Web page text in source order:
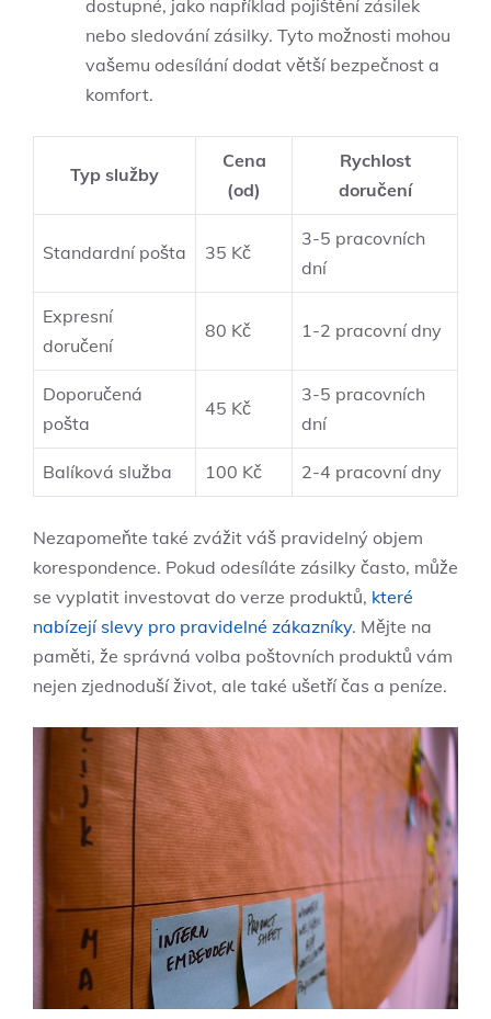
dostupné, jako například pojištění zásilek
nebo sledování zásilky. Tyto možnosti mohou
vašemu odesílání dodat větší bezpečnost a
komfort.
Typ služby
Cena
(od)
Rychlost
doručení
Standardní pošta 35 Kč
3-5 pracovních
dní
Expresní
doručení
80 Kč 1-2 pracovní dny
Doporučená
pošta
45 Kč
3-5 pracovních
dní
Balíková služba 100 Kč 2-4 pracovní dny
Nezapomeňte také zvážit váš pravidelný objem
korespondence. Pokud odesíláte zásilky často, může
se vyplatit investovat do verze produktů, které
nabízejí slevy pro pravidelné zákazníky. Mějte na
paměti, že správná volba poštovních produktů vám
nejen zjednoduší život, ale také ušetří čas a peníze.